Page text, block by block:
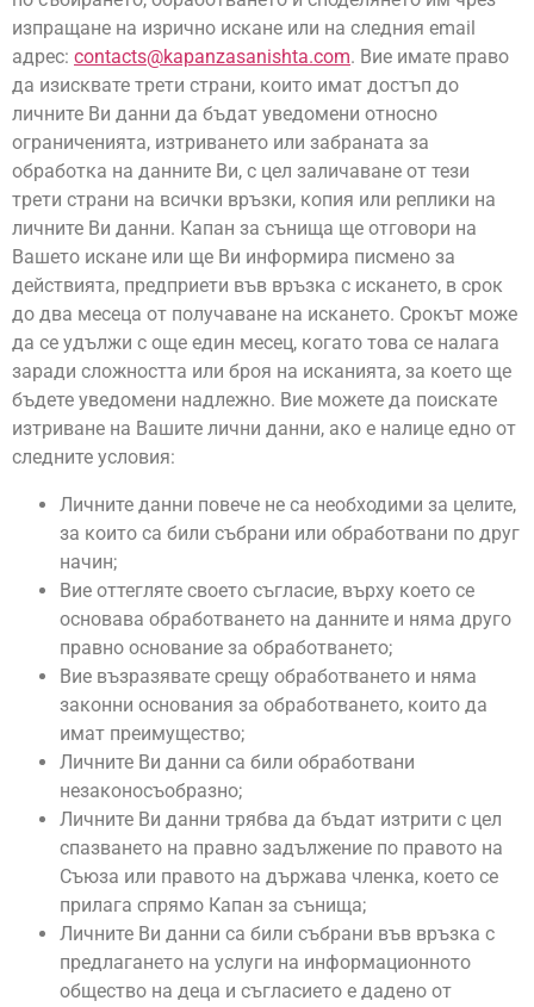
изпращане на изрично искане или на следния email
адрес: contacts@kapanzasanishta.com. Вие имате право
да изисквате трети страни, които имат достъп до
личните Ви данни да бъдат уведомени относно
ограниченията, изтриването или забраната за
обработка на данните Ви, с цел заличаване от тези
трети страни на всички връзки, копия или реплики на
личните Ви данни. Капан за сънища ще отговори на
Вашето искане или ще Ви информира писмено за
действията, предприети във връзка с искането, в срок
до два месеца от получаване на искането. Срокът може
да се удължи с още един месец, когато това се налага
заради сложността или броя на исканията, за което ще
бъдете уведомени надлежно. Вие можете да поискате
изтриване на Вашите лични данни, ако е налице едно от
следните условия:
Личните данни повече не са необходими за целите,
за които са били събрани или обработвани по друг
начин;
Вие оттегляте своето съгласие, върху което се
основава обработването на данните и няма друго
правно основание за обработването;
Вие възразявате срещу обработването и няма
законни основания за обработването, които да
имат преимущество;
Личните Ви данни са били обработвани
незаконосъобразно;
Личните Ви данни трябва да бъдат изтрити с цел
спазването на правно задължение по правото на
Съюза или правото на държава членка, което се
прилага спрямо Капан за сънища;
Личните Ви данни са били събрани във връзка с
предлагането на услуги на информационното
общество на деца и съгласието е дадено от